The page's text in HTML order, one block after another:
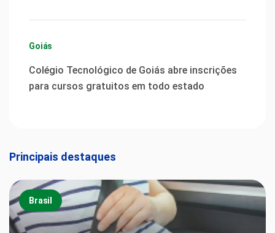
Goiás
Colégio Tecnológico de Goiás abre inscrições
para cursos gratuitos em todo estado
Principais destaques
Brasil